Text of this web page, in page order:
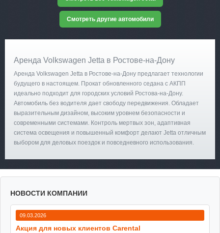
Смотреть другие автомобили
Аренда Volkswagen Jetta в Ростове-на-Дону
Аренда Volkswagen Jetta в Ростове-на-Дону предлагает технологии
будущего в настоящем. Прокат обновленного седана с АКПП
идеально подходит для городских условий Ростова-на-Дону.
Автомобиль без водителя дает свободу передвижения. Обладает
выразительным дизайном, высоким уровнем безопасности и
современными системами. Контроль мертвых зон, адаптивная
система освещения и повышенный комфорт делают Jetta отличным
выбором для деловых поездок и повседневного использования.
НОВОСТИ КОМПАНИИ
09.03.2026
Акция для новых клиентов Carental